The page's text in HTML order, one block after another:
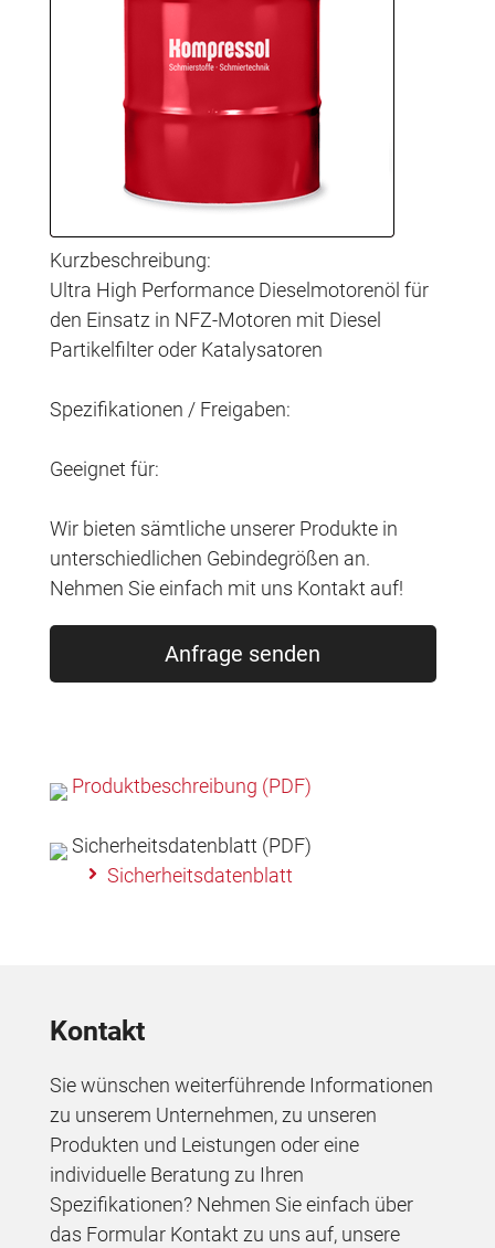
Kurzbeschreibung:
Ultra High Performance Dieselmotorenöl für
den Einsatz in NFZ-Motoren mit Diesel
Partikelfilter oder Katalysatoren
Spezifikationen / Freigaben:
Geeignet für:
Wir bieten sämtliche unserer Produkte in
unterschiedlichen Gebindegrößen an.
Nehmen Sie einfach mit uns Kontakt auf!
Anfrage senden
Produktbeschreibung (PDF)
Sicherheitsdatenblatt (PDF)
Sicherheitsdatenblatt
Kontakt
Sie wünschen weiterführende Informationen
zu unserem Unternehmen, zu unseren
Produkten und Leistungen oder eine
individuelle Beratung zu Ihren
Spezifikationen? Nehmen Sie einfach über
das Formular Kontakt zu uns auf, unsere